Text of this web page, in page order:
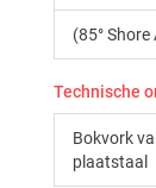
(85°
Technische
Bokvork
plaatstaal